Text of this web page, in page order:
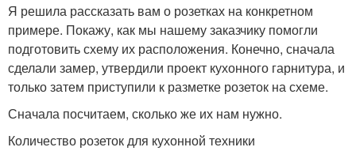
Я решила рассказать вам о розетках на конкретном
примере. Покажу, как мы нашему заказчику помогли
подготовить схему их расположения. Конечно, сначала
сделали замер, утвердили проект кухонного гарнитура, и
только затем приступили к разметке розеток на схеме.
Сначала посчитаем, сколько же их нам нужно.
Количество розеток для кухонной техники